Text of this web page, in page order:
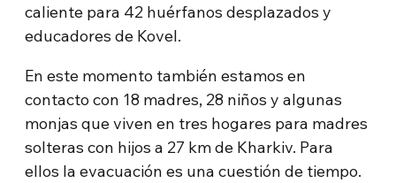
caliente para 42 huérfanos desplazados y
educadores de Kovel.
En este momento también estamos en
contacto con 18 madres, 28 niños y algunas
monjas que viven en tres hogares para madres
solteras con hijos a 27 km de Kharkiv. Para
ellos la evacuación es una cuestión de tiempo.